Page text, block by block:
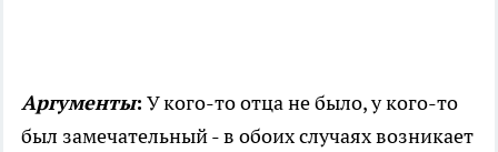
Аргументы: У кого-то отца не было, у кого-то
был замечательный - в обоих случаях возникает